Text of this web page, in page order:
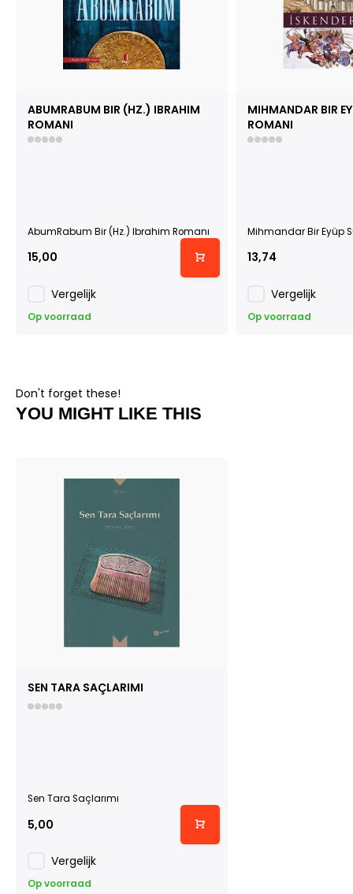
ABUMRABUM BIR (HZ.) IBRAHIM
ROMANI
AbumRabum Bir (Hz.) Ibrahim Romanı
15,00
Vergelijk
Op voorraad
MIHMANDAR BIR
ROMANI
Mihmandar Bir Eyüp
13,74
Vergelijk
Op voorraad
Don't forget these!
YOU MIGHT LIKE THIS
SEN TARA SAÇLARIMI
Sen Tara Saçlarımı
5,00
Vergelijk
Op voorraad